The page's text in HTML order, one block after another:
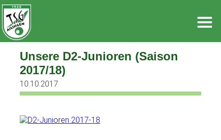
Zum
Inhalt
springen
Unsere D2-Junioren (Saison
2017/18)
10.10.2017